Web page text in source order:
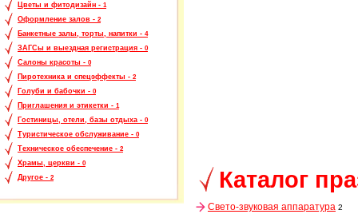
Цветы и фитодизайн - 1
Оформление залов - 2
Банкетные залы, торты, напитки - 4
ЗАГСы и выездная регистрация - 0
Салоны красоты - 0
Пиротехника и спецэффекты - 2
Голуби и бабочки - 0
Приглашения и этикетки - 1
Гостиницы, отели, базы отдыха - 0
Туристическое обслуживание - 0
Техническое обеспечение - 2
Храмы, церкви - 0
Другое - 2 Каталог
Свето-звуковая аппаратура 2